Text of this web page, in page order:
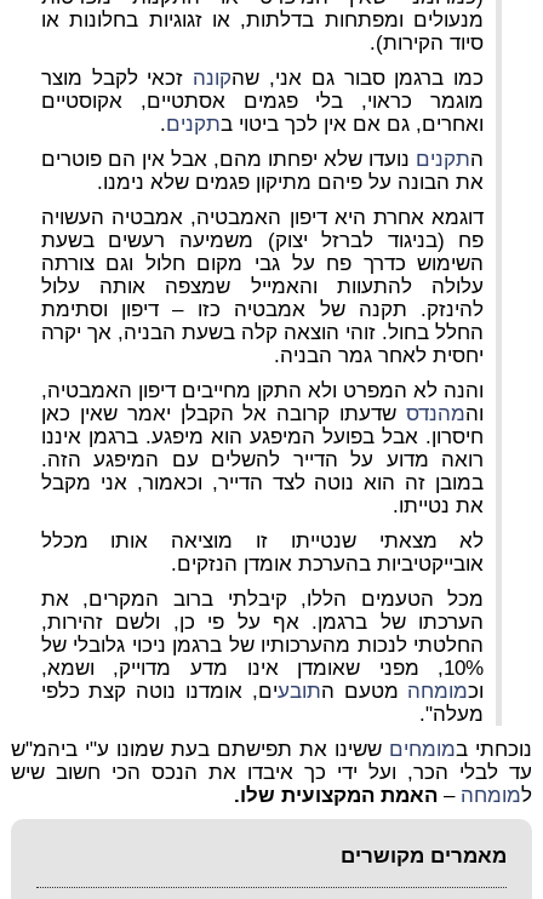
מנעולים ומפתחות בדלתות, או זגוגיות בחלונות או
סיוד הקירות).
כמו ברגמן סבור גם אני, שהקונה זכאי לקבל מוצר
מוגמר כראוי, בלי פגמים אסתטיים, אקוסטיים
ואחרים, גם אם אין לכך ביטוי בתקנים.
התקנים נועדו שלא יפחתו מהם, אבל אין הם פוטרים
את הבונה על פיהם מתיקון פגמים שלא נימנו.
דוגמא אחרת היא דיפון האמבטיה, אמבטיה העשויה
פח (בניגוד לברזל יצוק) משמיעה רעשים בשעת
השימוש כדרך פח על גבי מקום חלול וגם צורתה
עלולה להתעוות והאמייל שמצפה אותה עלול
להינזק. תקנה של אמבטיה כזו – דיפון וסתימת
החלל בחול. זוהי הוצאה קלה בשעת הבניה, אך יקרה
יחסית לאחר גמר הבניה.
והנה לא המפרט ולא התקן מחייבים דיפון האמבטיה,
והמהנדסשדעתו קרובה אל הקבלן יאמר שאין כאן
חיסרון. אבל בפועל המיפגע הוא מיפגע. ברגמן איננו
רואה מדוע על הדייר להשלים עם המיפגע הזה.
במובן זה הוא נוטה לצד הדייר, וכאמור, אני מקבל
את נטייתו.
לא מצאתי שנטייתו זו מוציאה אותו מכלל
אובייקטיביות בהערכת אומדן הנזקים.
מכל הטעמים הללו, קיבלתי ברוב המקרים, את
הערכתו של ברגמן. אף על פי כן, ולשם זהירות,
החלטתי לנכות מהערכותיו של ברגמן ניכוי גלובלי של
10%, מפני שאומדן אינו מדע מדוייק, ושמא,
וכמומחה מטעם התובעים, אומדנו נוטה קצת כלפי
מעלה".
נוכחתי במומחים ששינו את תפישתם בעת שמונו ע"י ביהמ"ש
עד לבלי הכר, ועל ידי כך איבדו את הנכס הכי חשוב שיש
למומחה – האמת המקצועית שלו.
מאמרים מקושרים